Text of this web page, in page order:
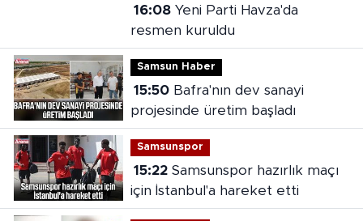
16:08Yeni Parti Havza'da
resmen kuruldu
Samsun Haber
15:50Bafra'nın dev sanayi
projesinde üretim başladı
Samsunspor
15:22Samsunspor hazırlık maçı
için İstanbul'a hareket etti